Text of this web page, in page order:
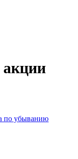
акции
по убыванию